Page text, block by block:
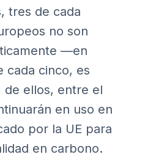
tres de cada
no son
—en
cada cinco, es
ellos, entre el
en uso en
por la UE para
en carbono.